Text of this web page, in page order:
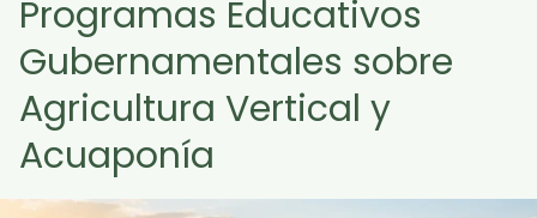
Programas Educativos
Gubernamentales sobre
Agricultura Vertical y
Acuaponía